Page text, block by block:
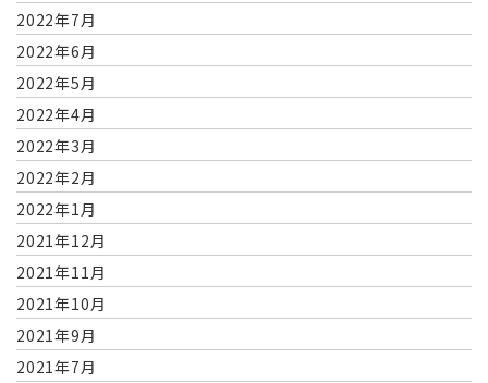
2022年7月
2022年6月
2022年5月
2022年4月
2022年3月
2022年2月
2022年1月
2021年12月
2021年11月
2021年10月
2021年9月
2021年7月